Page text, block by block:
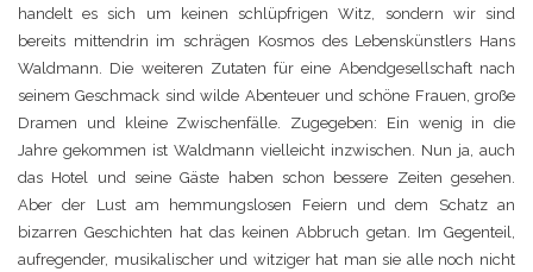
handelt es sich um keinen schlüpfrigen Witz, sondern wir sind
bereits mittendrin im schrägen Kosmos des Lebenskünstlers Hans
Waldmann. Die weiteren Zutaten für eine Abendgesellschaft nach
seinem Geschmack sind wilde Abenteuer und schöne Frauen, große
Dramen und kleine Zwischenfälle. Zugegeben: Ein wenig in die
Jahre gekommen ist Waldmann vielleicht inzwischen. Nun ja, auch
das Hotel und seine Gäste haben schon bessere Zeiten gesehen.
Aber der Lust am hemmungslosen Feiern und dem Schatz an
bizarren Geschichten hat das keinen Abbruch getan. Im Gegenteil,
aufregender, musikalischer und witziger hat man sie alle noch nicht